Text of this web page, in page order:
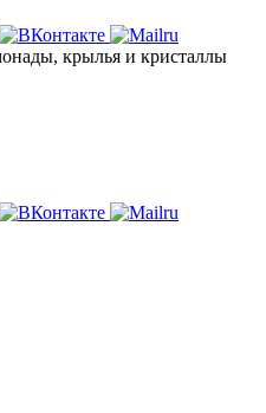
крылья и кристаллы